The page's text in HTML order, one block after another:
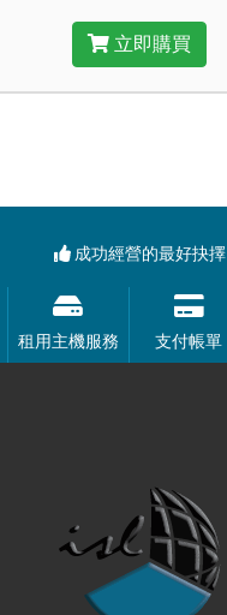
立即購買
成功經營的最好抉擇
租用主機服務 支付帳單